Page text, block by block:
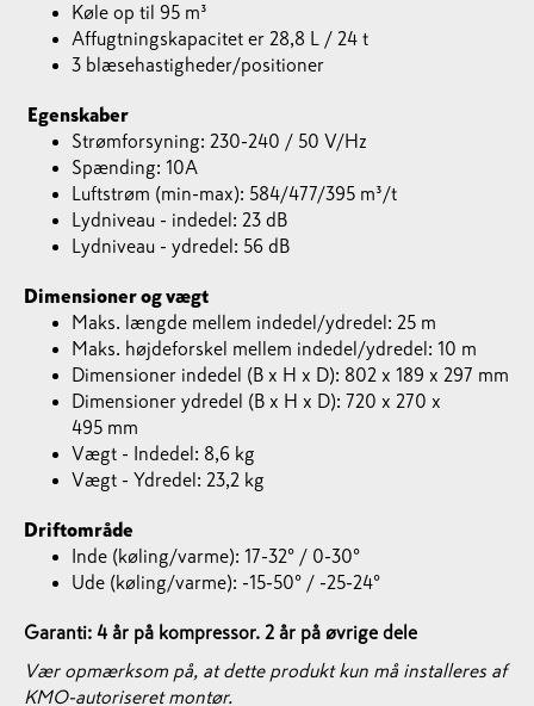
Køle op til 95 m³
Affugtningskapacitet er 28,8 L / 24 t
3 blæsehastigheder/positioner
Egenskaber
Strømforsyning: 230-240 / 50 V/Hz
Spænding: 10A
Luftstrøm (min-max): 584/477/395 m³/t
Lydniveau - indedel: 23 dB
Lydniveau - ydredel: 56 dB
Dimensioner og vægt
Maks. længde mellem indedel/ydredel: 25 m
Maks. højdeforskel mellem indedel/ydredel: 10 m
Dimensioner indedel (B x H x D): 802 x 189 x 297 mm
Dimensioner ydredel (B x H x D): 720 x 270 x
495 mm
Vægt - Indedel: 8,6 kg
Vægt - Ydredel: 23,2 kg
Driftområde
Inde (køling/varme): 17-32° / 0-30°
Ude (køling/varme): -15-50° / -25-24°
Garanti: 4 år på kompressor. 2 år på øvrige dele
Vær opmærksom på, at dette produkt kun må installeres af
KMO-autoriseret montør.